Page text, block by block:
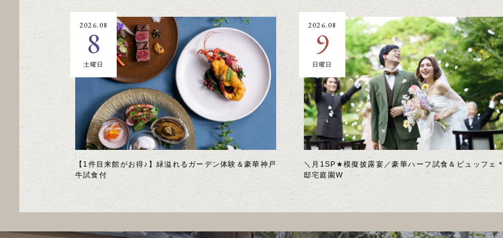
【1件目来館がお得♪】緑溢れるガーデン体験＆豪華神戸
牛試食付
2026.08
8
土曜日
＼月1SP★模擬披露宴／豪華ハーフ試食＆ビュッフェ＊
邸宅庭園W
2026.08
9
日曜日